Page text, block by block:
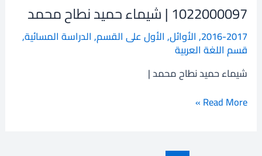
1022000097 | شيماء حميد نطاح محمد
2016-2017
, الأوائل, الأول على القسم, الدراسة المسائية,
قسم اللغة العربية
شيماء حميد نطاح محمد |
1022000097
شيماء
حميد
نطاح
محمد
Read More »